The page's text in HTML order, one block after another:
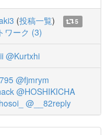
(投稿一覧)
5
ワーク (3)
@Kurtxhi
@fjmrym
@HOSHIKICHA
@__82reply